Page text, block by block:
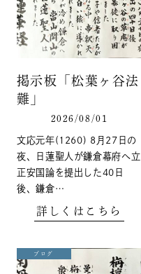
掲示板「松葉ヶ谷法
難」
2026/08/01
文応元年(1260) 8月27日の
夜、日蓮聖人が鎌倉幕府へ立
正安国論を提出した40日
後、鎌倉…
詳しくはこちら
ブログ